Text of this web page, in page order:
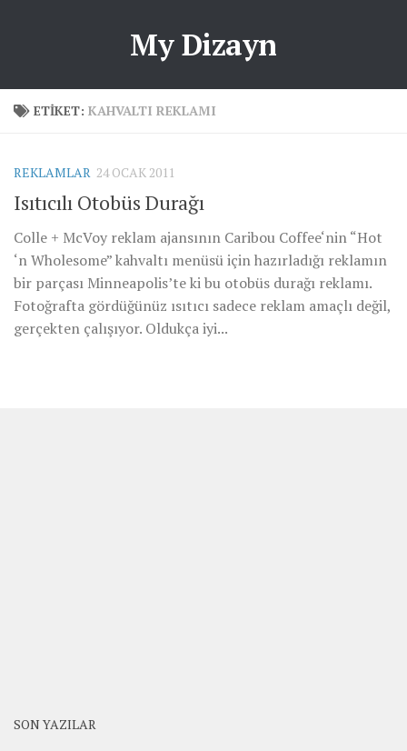
My Dizayn
ETIKET: KAHVALTI REKLAMI
REKLAMLAR 24 OCAK 2011
Isıtıcılı Otobüs Durağı
Colle + McVoy reklam ajansının Caribou Coffee‘nin “Hot
‘n Wholesome” kahvaltı menüsü için hazırladığı reklamın
bir parçası Minneapolis’te ki bu otobüs durağı reklamı.
Fotoğrafta gördüğünüz ısıtıcı sadece reklam amaçlı değil,
gerçekten çalışıyor. Oldukça iyi...
SON YAZILAR